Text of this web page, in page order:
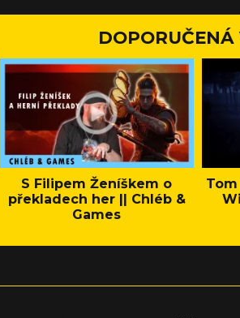
S Filipem Ženíškem o
překladech her || Chléb &
Games